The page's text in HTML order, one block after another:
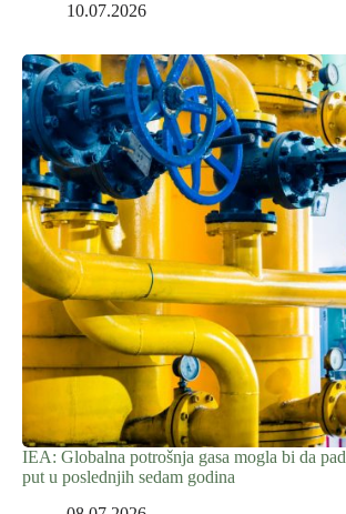
10.07.2026
IEA: Globalna potrošnja gasa mogla bi da
put u poslednjih sedam godina